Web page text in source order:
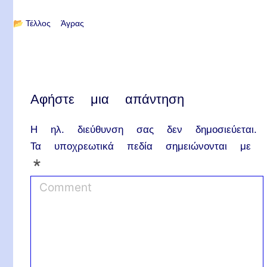
📂 Τέλλος Άγρας
Αφήστε μια απάντηση
Η ηλ. διεύθυνση σας δεν δημοσιεύεται.
Τα υποχρεωτικά πεδία σημειώνονται με
*